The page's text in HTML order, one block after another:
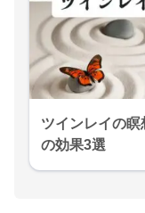
ツインレイの
の効果3選